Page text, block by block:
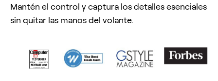
Mantén el control y captura los detalles esenciales
sin quitar las manos del volante.